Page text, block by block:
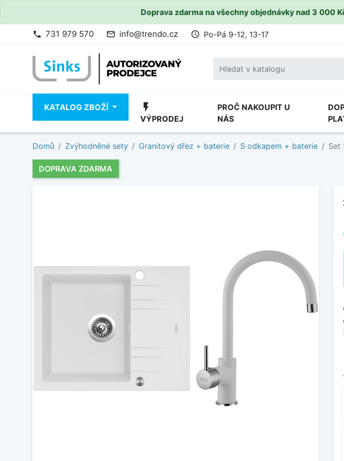
Doprava zdarma na všechny objednávky nad 3 000
phone 731 979 570 mail_outline info@trendo.cz access_time Po-Pá 9-12, 13-17
KATALOG ZBOŽÍ flash_on
VÝPRODEJ
PROČ NAKOUPIT U
NÁS
Domů Zvýhodněné sety Granitový dřez + baterie S odkapem + baterie Set
DOPRAVA ZDARMA